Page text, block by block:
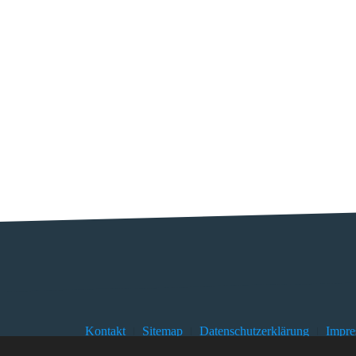
Kontakt Sitemap Datenschutzerklärung